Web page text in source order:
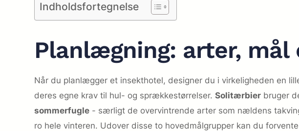
Indholdsfortegnelse
Planlægning: arter, mål
Når du planlægger et insekthotel, designer du i virkeligheden en
deres egne krav til hul- og sprække­størrelser. Solitærbier bruger
sommerfugle ­- særligt de overvintrende arter som nældens
ro hele vinteren. Udover disse to hovedmålgrupper kan du